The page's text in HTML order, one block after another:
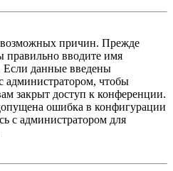
возможных причин. Прежде
правильно вводите имя
Если данные введены
администратором, чтобы
закрыт доступ к конференции.
ошибка в конфигурации
с администратором для